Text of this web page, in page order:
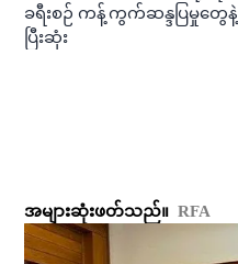
ခရီးစဉ် ကန့်ကွက်ဆန္ဒပြမှုတွေနဲ့
ပြီးဆုံး
အများဆုံးဖတ်သည်။ RFA